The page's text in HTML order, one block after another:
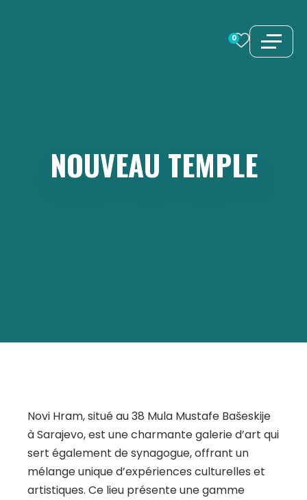
0
NOUVEAU TEMPLE
Novi Hram, situé au 38 Mula Mustafe Bašeskije
à Sarajevo, est une charmante galerie d’art qui
sert également de synagogue, offrant un
mélange unique d’expériences culturelles et
artistiques. Ce lieu présente une gamme